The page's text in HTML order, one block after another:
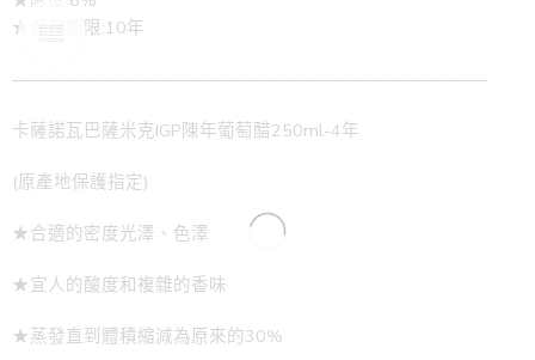
★保存期限:10年
——————————————————————————–
卡薩諾瓦巴薩米克IGP陳年葡萄醋250ml-4年
(原產地保護指定)
★合適的密度光澤、色澤
★宜人的酸度和複雜的香味
★蒸發直到體積縮減為原來的30%